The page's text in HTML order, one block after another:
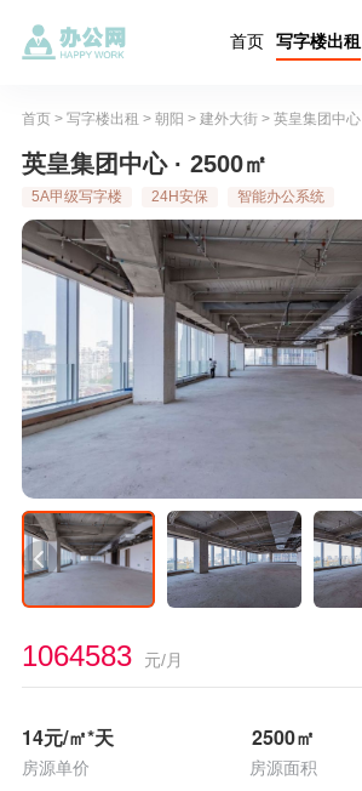
首页 写字楼出租
首页> 写字楼出租 > 朝阳 > 建外大街> 英皇集团中心
英皇集团中心 · 2500㎡
5A甲级写字楼 24H安保 智能办公系统
1064583 元/月
14元/㎡*天
房源单价
2500㎡
房源面积